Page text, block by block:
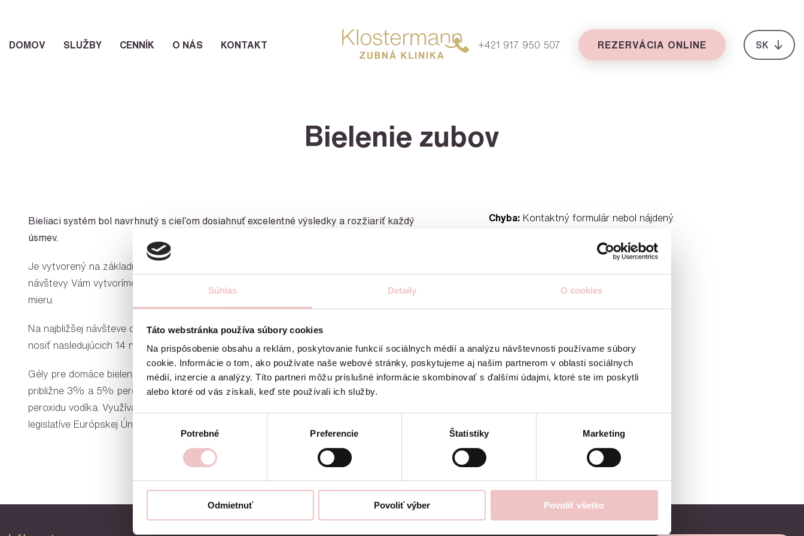
Súhlas Detaily O cookies
Táto webstránka používa súbory cookies
Na prispôsobenie obsahu a reklám, poskytovanie funkcií sociálnych médií a analýzu návštevnosti používame súbory
cookie. Informácie o tom, ako používate naše webové stránky, poskytujeme aj našim partnerom v oblasti sociálnych
médií, inzercie a analýzy. Títo partneri môžu príslušné informácie skombinovať s ďalšími údajmi, ktoré ste im poskytli
alebo ktoré od vás získali, keď ste používali ich služby.
Potrebné Preferencie Štatistiky Marketing
Odmietnuť Povoliť výber Povoliť všetko
DOMOV SLUŽBY CENNÍK O NÁS KONTAKT +421 917 950 507 REZERVÁCIA ONLINE SK
Bielenie zubov
Bieliaci systém bol navrhnutý s cieľom dosiahnuť excelentné výsledky a rozžiariť každý
úsmev.
Je vytvorený na základne dlhoročných skúseností s bielením zubov. V priebehu prvej
návštevy Vám vytvoríme sken vašichz zubov, na základe ktorých vyrobíme dlahy na
mieru.
Na najbližšej návšteve od nás dostanete bieliace gély, ktoré budete spolu s dlahami
nosiť nasledujúcich 14 nocí.
Gély pre domáce bielenie obsahujú 10% a 16% karbamid peroxidu (čo zodpovedá
približne 3% a 5% peroxidu vodíka) a gély pre bielenie v ambulancii obsahujú 6%
peroxidu vodíka. Využívame najnižšie koncentrácie peroxidu vodíka, ktoré zodpovedajú
legislatíve Európskej Únie.
Chyba: Kontaktný formulár nebol nájdený.